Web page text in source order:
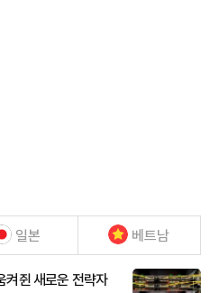
일본 베트남
켜쥔 새로운 전략자